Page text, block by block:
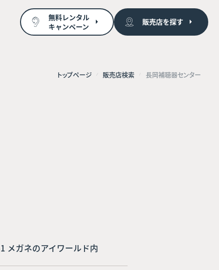
無料レンタル
キャンペーン
販売店を探す
トップページ 販売店検索 長岡補聴器センター
メガネのアイワールド内